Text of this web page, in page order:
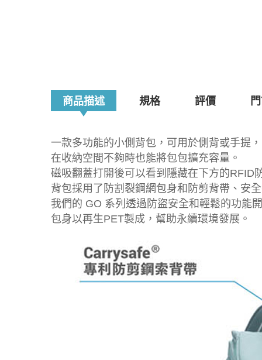
商品描述 規格 評價
一款多功能的小側背包，可用於側背或手提，
在收納空間不夠時也能將包包擴充容量。
磁吸翻蓋打開後可以看到隱藏在下方的RFID
背包採用了防割裂鋼網包身和防剪背帶、安
我們的 GO 系列透過防盜安全和輕鬆的功能
包身以再生PET製成，幫助永續環境發展。